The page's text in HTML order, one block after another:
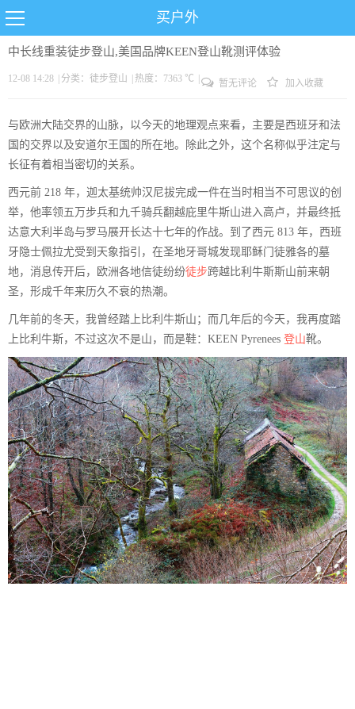
买户外
中长线重装徒步登山,美国品牌KEEN登山靴测评体验
12-08 14:28 分类： 徒步登山 热度：7363 ℃ 暂无评论 加入收藏
与欧洲大陆交界的山脉，以今天的地理观点来看，主要是西班牙和法
国的交界以及安道尔王国的所在地。除此之外，这个名称似乎注定与
长征有着相当密切的关系。
西元前 218 年，迦太基统帅汉尼拔完成一件在当时相当不可思议的创
举，他率领五万步兵和九千骑兵翻越庇里牛斯山进入高卢，并最终抵
达意大利半岛与罗马展开长达十七年的作战。到了西元 813 年，西班
牙隐士佩拉尤受到天象指引，在圣地牙哥城发现耶稣门徒雅各的墓
地，消息传开后，欧洲各地信徒纷纷徒步跨越比利牛斯斯山前来朝
圣，形成千年来历久不衰的热潮。
几年前的冬天，我曾经踏上比利牛斯山；而几年后的今天，我再度踏
上比利牛斯，不过这次不是山，而是鞋：KEEN Pyrenees 登山靴。